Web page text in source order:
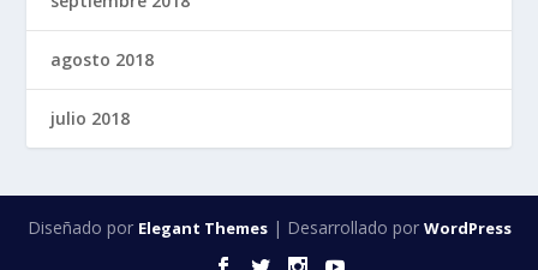
agosto 2018
julio 2018
Diseñado por Elegant Themes| Desarrollado por WordPress